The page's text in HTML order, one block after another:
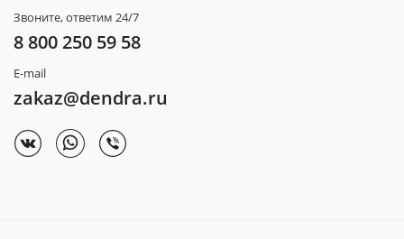
Звоните, ответим 24/7
8 800 250 59 58
E-mail
zakaz@dendra.ru